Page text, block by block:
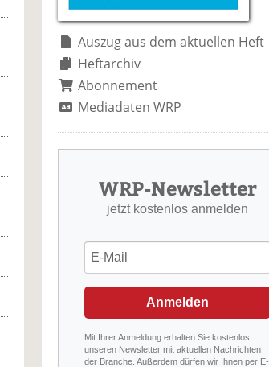
Auszug aus dem aktuellen Heft
Heftarchiv
Abonnement
Mediadaten WRP
WRP-Newsletter
jetzt kostenlos anmelden
Anmelden
Mit Ihrer Anmeldung erhalten Sie kostenlos
unseren Newsletter mit aktuellen Nachrichten
der Branche. Außerdem dürfen wir Ihnen per E-